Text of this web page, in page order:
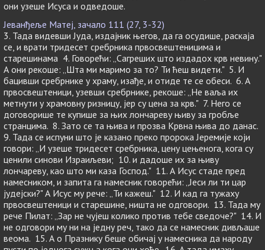
они узеше Исуса и одведоше.
Јеванђеље Матеј, зачало 111 (27, 3-32)
3. Тада видевши Јуда, издајник његов, да га осудише, раскаја
се, и врати тридесет сребрника првосвештеницима и
старешинама 4. Говорећи: „Сагреших што издадох крв невину."
А они рекоше: „Шта ми маримо за то? Ти ћеш видети." 5. И
бацивши сребрнике у храму, изађе, и отиде те се обеси. 6. А
првосвештеници, узевши сребрнике, рекоше: „Не ваља их
метнути у храмовну ризницу, јер су цена за крв." 7. Него се
договорише те купише за њих лончареву њиву за гробље
странцима. 8. Зато се та њива и прозва Крвна њива до данас.
9. Тада се испуни што је казано преко пророка Јеремије који
говори: „И узеше тридесет сребрника, цену цењенога, кога су
ценили синови Израиљеви; 10. и дадоше их за њиву
лончареву, као што ми каза Господ." 11. А Исус стаде пред
намесником, и запита га намесник говорећи: „Јеси ли ти цар
јудејски?" А Исус му рече: „Ти кажеш." 12. И кад га тужаху
првосвештеници и старешине, ништа не одговори. 13. Тада му
рече Пилат: „Зар не чујеш колико против тебе сведоче?" 14. И
не одговори му ни на једну реч, тако да се намесник дивљаше
веома. 15. А о Празнику беше обичај у намесника да народу